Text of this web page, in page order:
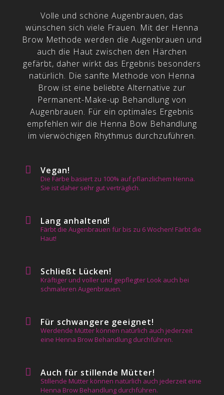
Volle und schöne Augenbrauen, das
wünschen sich viele Frauen. Mit der Henna
Brow Methode werden die Augenbrauen und
auch die Haut zwischen den Härchen
gefärbt, daher wirkt das Ergebnis besonders
natürlich. Die sanfte Methode von Henna
Brow ist eine beliebte Alternative zur
Permanent-Make-up Behandlung von
Augenbrauen. Für ein optimales Ergebnis
empfehlen wir die Henna Bow Behandlung
im vierwöchigen Rhythmus durchzuführen.
Vegan!
Die Farbe basiert zu 100% auf pflanzlichem Henna.
Sie ist daher sehr gut verträglich.
Lang anhaltend!
Färbt die Augenbrauen für bis zu 6 Wochen! Färbt die
Haut!
Schließt Lücken!
Kräftiger und voller und gepflegter Look auch bei
schmaleren Augenbrauen.
Für schwangere geeignet!
Werdende Mütter können natürlich auch jederzeit
eine Henna Brow Behandlung durchführen.
Auch für stillende Mütter!
Stillende Mütter können natürlich auch jederzeit eine
Henna Brow Behandlung durchführen.